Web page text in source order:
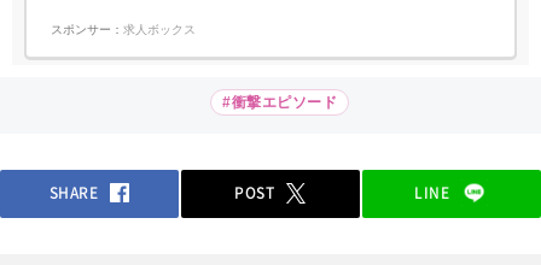
スポンサー： 求人ボックス
#衝撃エピソード
SHARE POST LINE